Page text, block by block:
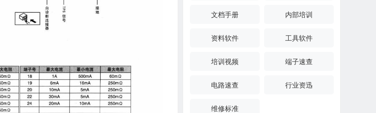
文档手册 内部培训
资料软件 工具软件
培训视频 端子速查
电路速查 行业资迅
维修标准